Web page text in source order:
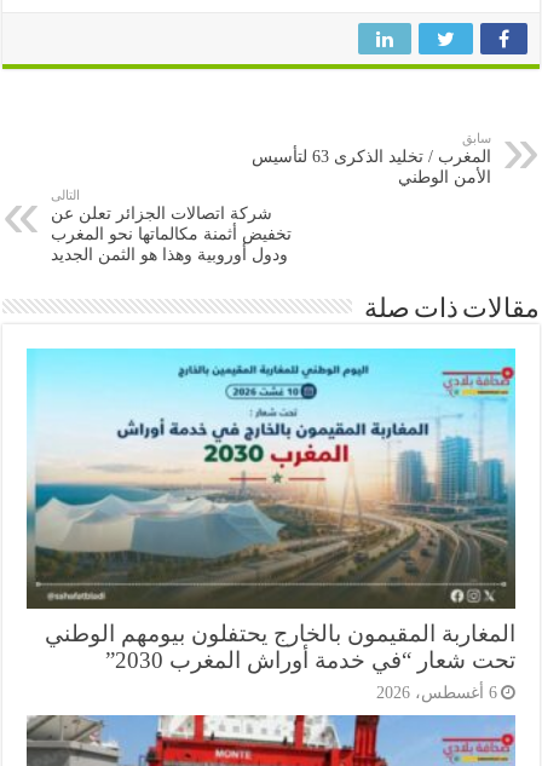
المغرب / تخليد الذكرى 63 لتأسيس
الأمن الوطني
شركة اتصالات الجزائر تعلن عن
تخفيض أثمنة مكالماتها نحو المغرب
ودول أوروبية وهذا هو الثمن الجديد
ذات صلة
المقيمون بالخارج يحتفلون بيومهم الوطني
شعار “في خدمة أوراش المغرب 2030”